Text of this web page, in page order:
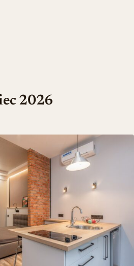
2026
praktyczne porady